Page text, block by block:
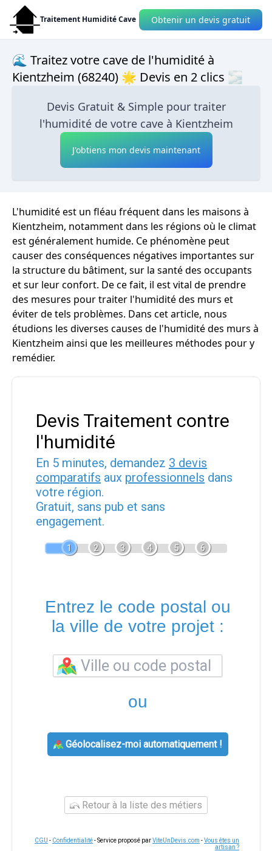
Traitement Humidité Cave Obtenir un devis gratuit
🌊 Traitez votre cave de l'humidité à
Kientzheim (68240) 🌟 Devis en 2 clics 🌫
Devis Gratuit & Simple pour traiter
l'humidité de votre cave à Kientzheim
J'obtiens mon devis maintenant
L'humidité est un fléau fréquent dans les maisons à
Kientzheim, notamment dans les régions où le climat
est généralement humide. Ce phénomène peut
causer des conséquences négatives importantes sur
la structure du bâtiment, sur la santé des occupants
et sur leur confort. De ce fait, il est vital de prendre
des mesures pour traiter l'humidité des murs et
éviter de tels problèmes. Dans cet article, nous
étudions les diverses causes de l'humidité des murs à
Kientzheim ainsi que les meilleures méthodes pour y
remédier.
Devis Traitement contre
l'humidité
En 5 minutes, demandez 3 devis
comparatifs aux professionnels dans
votre région.
Gratuit, sans pub et sans
engagement.
1 2 3 4 5 6
Entrez le code postal ou
la ville de votre projet :
ou
Géolocalisez-moi automatiquement !
Retour à la liste des métiers
CGU - Confidentialité- Service proposé parViteUnDevis.com -Vous êtes un
artisan ?